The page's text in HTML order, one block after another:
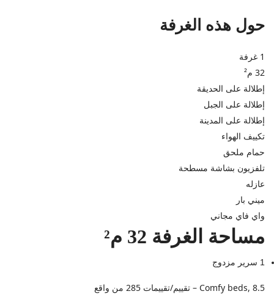
حول هذه الغرفة
1 غرفة
32 م²
إطلالة على الحديقة
إطلالة على الجبل
إطلالة على المدينة
تكييف الهواء
حمام ملحق
تلفزيون بشاشة مسطحة
عازله
ميني بار
واي فاي مجاني
مساحة الغرفة 32 م²
1 سرير مزدوج
Comfy beds, 8.5 – تقييم/تقييمات 285 من واقع